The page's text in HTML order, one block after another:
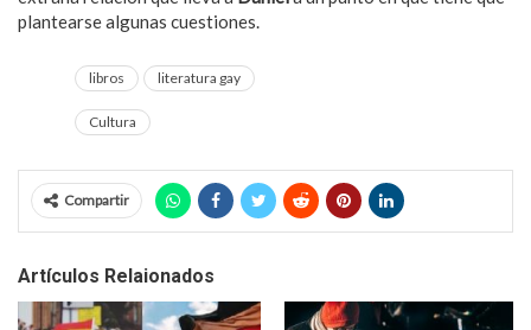
plantearse algunas cuestiones.
libros literatura gay
Cultura
Compartir
Artículos Relaionados